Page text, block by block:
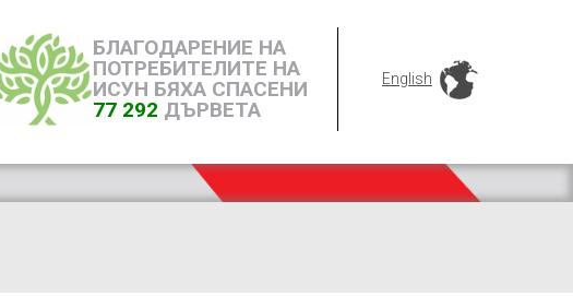
БЛАГОДАРЕНИЕ НА
ПОТРЕБИТЕЛИТЕ НА
ИСУН БЯХА СПАСЕНИ
77 292 ДЪРВЕТА
English